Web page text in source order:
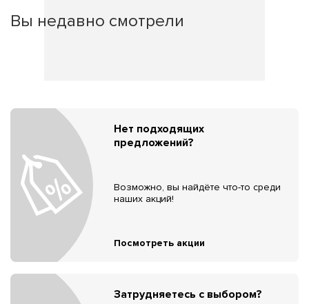
Вы недавно смотрели
Нет подходящих
предложений?
Возможно, вы найдёте что-то среди
наших акций!
Посмотреть акции
Затрудняетесь с выбором?